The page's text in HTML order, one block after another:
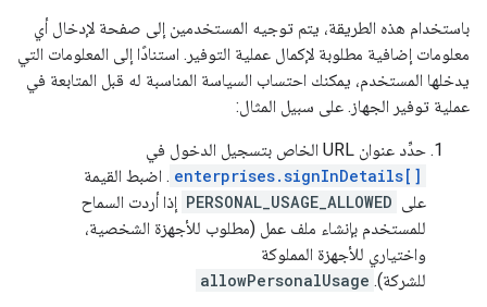
باستخدام هذه الطريقة، يتم توجيه المستخدمين إلى صفحة لإدخال أي
معلومات إضافية مطلوبة لإكمال عملية التوفير. استنادًا إلى المعلومات التي
يدخلها المستخدم، يمكنك احتساب السياسة المناسبة له قبل المتابعة في
عملية توفير الجهاز. على سبيل المثال:
حدِّد عنوان URL الخاص بتسجيل الدخول في
enterprises.signInDetails[] . اضبط القيمة
على PERSONAL_USAGE_ALLOWED إذا أردت السماح
للمستخدم بإنشاء ملف عمل (مطلوب للأجهزة الشخصية،
واختياري للأجهزة المملوكة
للشركة). allowPersonalUsage